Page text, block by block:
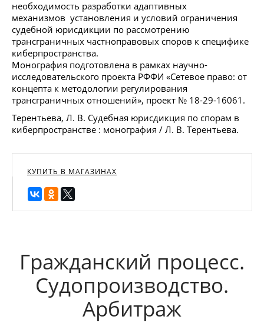
необходимость разработки адаптивных
механизмов установления и условий ограничения
судебной юрисдикции по рассмотрению
трансграничных частноправовых споров к специфике
киберпространства.
Монография подготовлена в рамках научно-
исследовательского проекта РФФИ «Сетевое право: от
концепта к методологии регулирования
трансграничных отношений», проект № 18-29-16061.
Терентьева, Л. В. Судебная юрисдикция по спорам в
киберпространстве : монография / Л. В. Терентьева.
КУПИТЬ В МАГАЗИНАХ
Гражданский процесс.
Судопроизводство.
Арбитраж